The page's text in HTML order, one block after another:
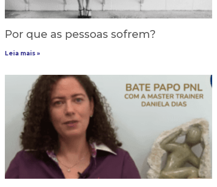
Por que as pessoas sofrem?
Leia mais »